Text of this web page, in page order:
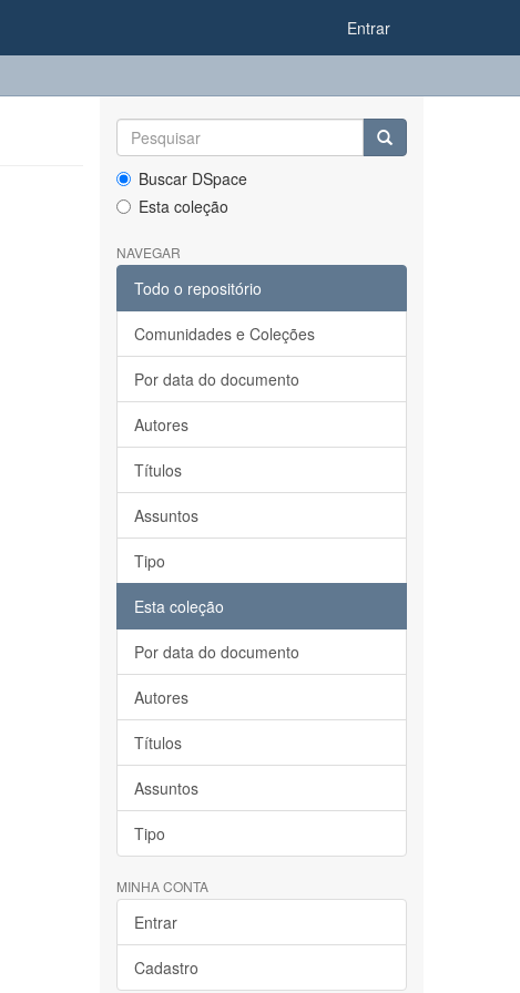
Entrar
Buscar DSpace
Esta coleção
NAVEGAR
Todo o repositório
Comunidades e Coleções
Por data do documento
Autores
Títulos
Assuntos
Tipo
Esta coleção
Por data do documento
Autores
Títulos
Assuntos
Tipo
MINHA CONTA
Entrar
Cadastro